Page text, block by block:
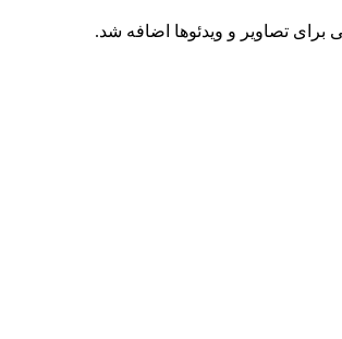
تصاویر و ویدئوها اضافه شد.